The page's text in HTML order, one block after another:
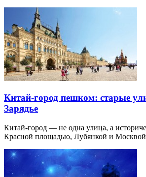
Китай-город пешком: старые
Зарядье
Китай-город — не одна улица, а
Красной площадью, Лубянкой и